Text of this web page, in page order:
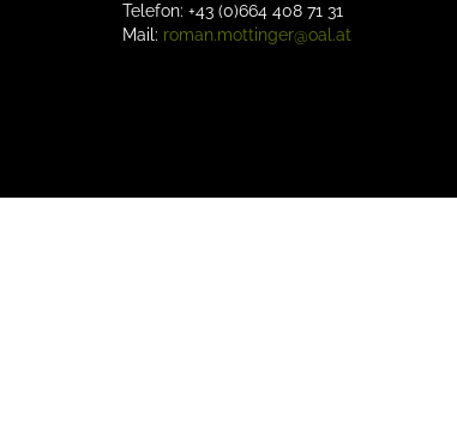
Telefon: +43 (0)664 408 71 31
Mail: roman.mottinger@oal.at